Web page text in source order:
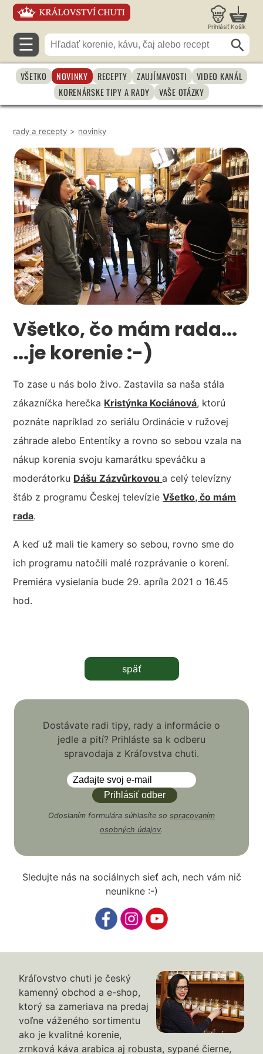
Prihlásiť Košík
☰
VŠETKO NOVINKY RECEPTY ZAUJÍMAVOSTI
VIDEO KANÁL
KORENÁRSKE TIPY A RADY
VAŠE OTÁZKY
rady a recepty > novinky
Všetko, čo mám rada...
...je korenie :-)
To zase u nás bolo živo. Zastavila sa naša stála
zákazníčka herečka Kristýnka Kociánová, ktorú
poznáte napríklad zo seriálu Ordinácie v ružovej
záhrade alebo Ententíky a rovno so sebou vzala na
nákup korenia svoju kamarátku speváčku a
moderátorku Dášu Zázvůrkovoua celý televízny
štáb z programu Českej televízieVšetko, čo mám
rada.
A keď už mali tie kamery so sebou, rovno sme do
ich programu natočili malé rozprávanie o korení.
Premiéra vysielania bude 29. apríla 2021 o 16.45
hod.
späť
Dostávate radi tipy, rady a informácie o
jedle a pití? Prihláste sa k odberu
spravodaja z Kráľovstva chuti.
Odoslaním formulára súhlasíte so spracovaním
osobných údajov.
Sledujte nás na sociálnych sieť ach, nech vám nič
neunikne :-)
Kráľovstvo chuti je český
kamenný obchod a e-shop,
ktorý sa zameriava na predaj
voľne váženého sortimentu
ako je kvalitné korenie,
zrnková káva arabica aj robusta, sypané čierne,